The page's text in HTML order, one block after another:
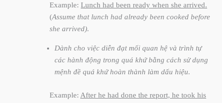
Example: Lunch had been ready when she arrived.
(Assume that lunch had already been cooked before
she arrived).
Dành cho việc diễn đạt mối quan hệ và trình tự
các hành động trong quá khứ bằng cách sử dụng
mệnh đề quá khứ hoàn thành làm dấu hiệu.
Example: After he had done the report, he took his